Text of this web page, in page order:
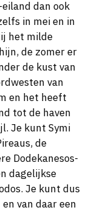
dan ook
in mei en in
het milde
de zomer er
de kust van
van
en het heeft
tot de haven
Je kunt Symi
de
Dodekanesos-
dagelijkse
Je kunt dus
van daar een